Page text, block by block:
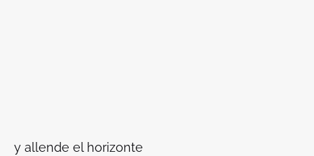
y allende el horizonte